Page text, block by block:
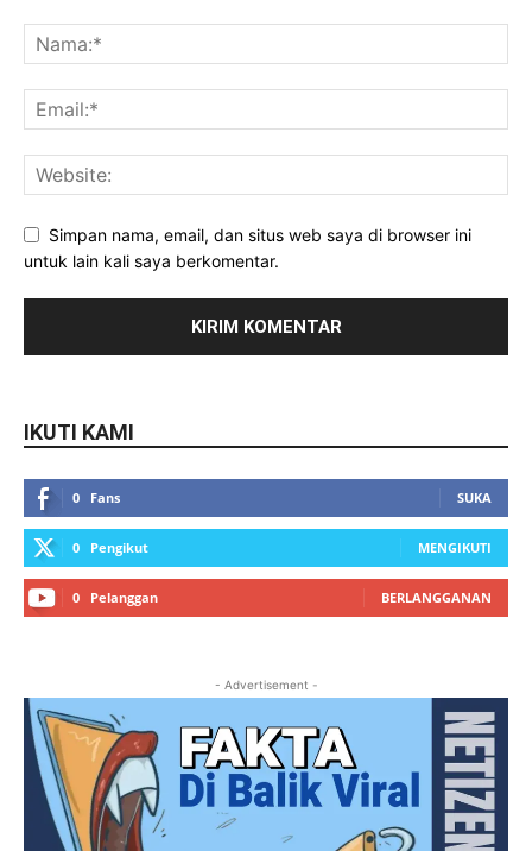
Simpan nama, email, dan situs web saya di browser ini
untuk lain kali saya berkomentar.
IKUTI KAMI
0 Fans SUKA
0 Pengikut MENGIKUTI
0 Pelanggan BERLANGGANAN
- Advertisement -